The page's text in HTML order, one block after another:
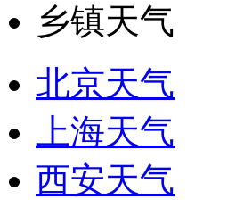
乡镇天气
北京天气
上海天气
西安天气